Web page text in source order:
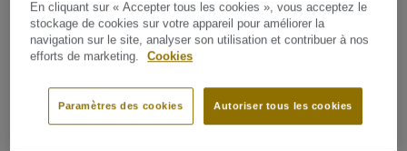
Sous-couches et adhésifs
Sur-couche de protection
En cliquant sur « Accepter tous les cookies », vous acceptez le
stockage de cookies sur votre appareil pour améliorer la
navigation sur le site, analyser son utilisation et contribuer à nos
efforts de marketing.
Cookies
Autoriser tous les cookies
Paramètres des cookies